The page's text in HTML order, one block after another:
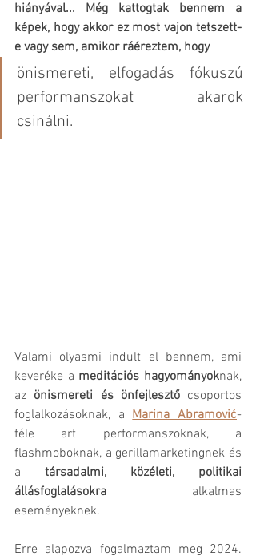
hiányával... Még kattogtak bennem a
képek, hogy akkor ez most vajon tetszett-
e vagy sem, amikor ráéreztem, hogy
önismereti, elfogadás fókuszú
performanszokat akarok
csinálni.
Valami olyasmi indult el bennem, ami
keveréke a meditációs hagyományoknak,
az önismereti és önfejlesztő csoportos
foglalkozásoknak, a Marina Abramović-
féle art performanszoknak, a
flashmoboknak, a gerillamarketingnek és
a társadalmi, közéleti, politikai
állásfoglalásokra alkalmas
eseményeknek.
Erre alapozva fogalmaztam meg 2024.